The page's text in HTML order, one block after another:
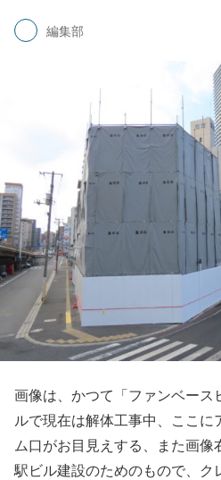
編集部
画像は、かつて「ファンベース
ルで現在は解体工事中、ここ
ム口がお目見えする、また画像
駅ビル建設のためのもので、ク